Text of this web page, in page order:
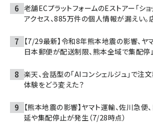
老舗ECプラットフォームのEストアー「シ
アクセス、885万件の個人情報が漏えい
【7/29最新】令和8年熊本地震の影響、ヤ
日本郵便が配送制限、熊本全域で集配
楽天、会話型の「AIコンシェルジュ」で注
体験をどう変えた？
【熊本地震の影響】ヤマト運輸、佐川急便
延や集配停止が発生（7/28時点）